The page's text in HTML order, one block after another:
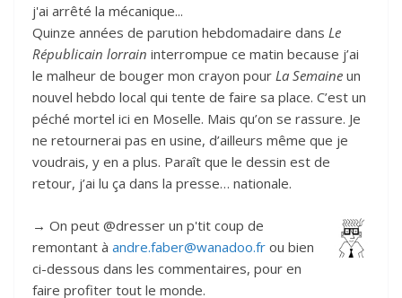
j'ai arrêté la mécanique...
Quinze années de parution hebdomadaire dans Le
Républicain lorrain interrompue ce matin because j’ai
le malheur de bouger mon crayon pour La Semaine un
nouvel hebdo local qui tente de faire sa place. C’est un
péché mortel ici en Moselle. Mais qu’on se rassure. Je
ne retournerai pas en usine, d’ailleurs même que je
voudrais, y en a plus. Paraît que le dessin est de
retour, j’ai lu ça dans la presse… nationale.
→ On peut @dresser un p'tit coup de
remontant à andre.faber@wanadoo.fr ou bien
ci-dessous dans les commentaires, pour en
faire profiter tout le monde.